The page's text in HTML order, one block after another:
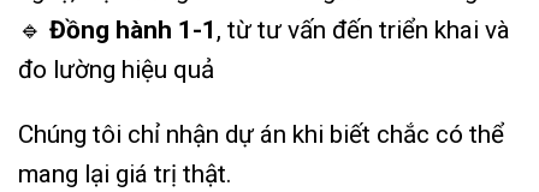
🔹 Đồng hành 1-1 , từ tư vấn đến triển khai và
đo lường hiệu quả
Chúng tôi chỉ nhận dự án khi biết chắc có thể
mang lại giá trị thật.